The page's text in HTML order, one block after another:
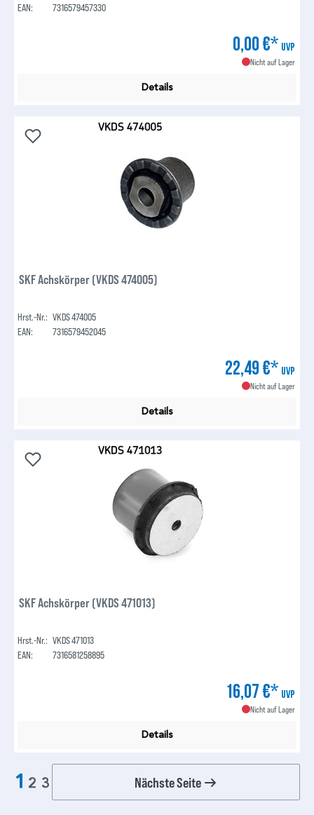
EAN:
7316579457330
0,00 €* UVP
Nicht auf Lager
Details
SKF Achskörper (VKDS 474005)
Hrst.-Nr.: VKDS 474005
EAN:
7316579452045
22,49 €* UVP
Nicht auf Lager
Details
SKF Achskörper (VKDS 471013)
Hrst.-Nr.: VKDS 471013
EAN:
7316581258895
16,07 €* UVP
Nicht auf Lager
Details
1 2 3 Nächste Seite